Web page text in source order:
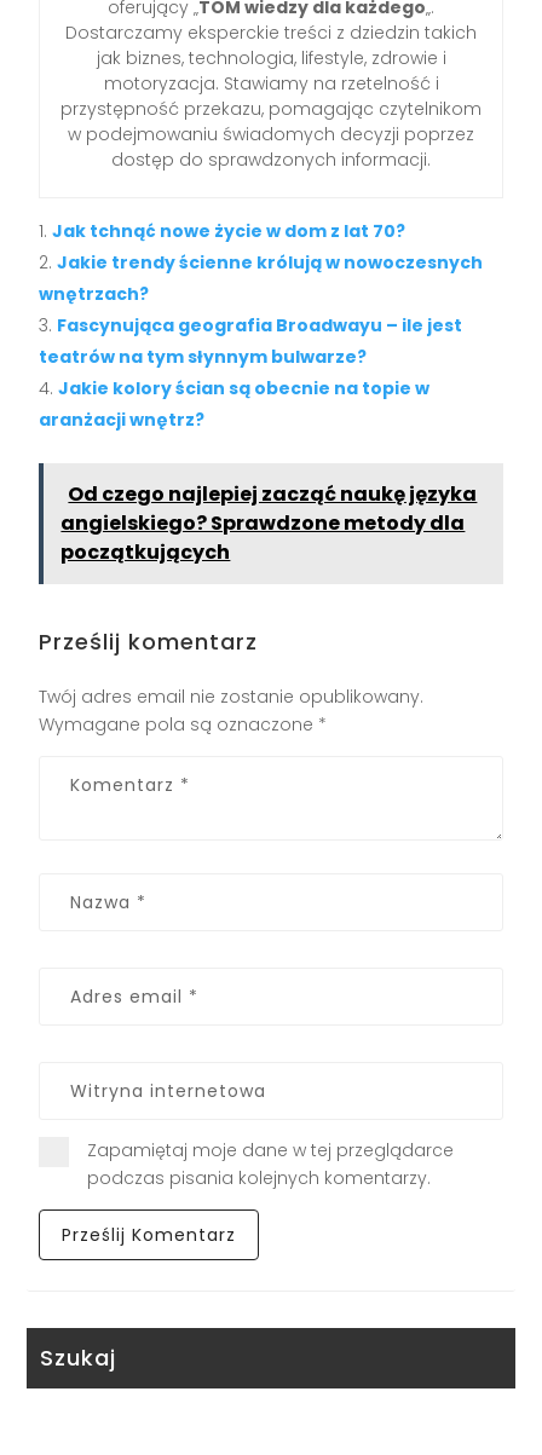
oferujący „TOM wiedzy dla każdego„.
Dostarczamy eksperckie treści z dziedzin takich
jak biznes, technologia, lifestyle, zdrowie i
motoryzacja. Stawiamy na rzetelność i
przystępność przekazu, pomagając czytelnikom
w podejmowaniu świadomych decyzji poprzez
dostęp do sprawdzonych informacji.
Jak tchnąć nowe życie w dom z lat 70?
Jakie trendy ścienne królują w nowoczesnych
wnętrzach?
Fascynująca geografia Broadwayu – ile jest
teatrów na tym słynnym bulwarze?
Jakie kolory ścian są obecnie na topie w
aranżacji wnętrz?
Od czego najlepiej zacząć naukę języka
angielskiego? Sprawdzone metody dla
początkujących
Prześlij komentarz
Twój adres email nie zostanie opublikowany.
Wymagane pola są oznaczone *
Zapamiętaj moje dane w tej przeglądarce
podczas pisania kolejnych komentarzy.
Szukaj